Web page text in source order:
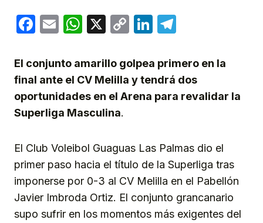
Facebook
EmailWhatsApp
X
CopyLinkedIn
El conjunto amarillo golpea primero en la
final ante el CV Melilla y tendrá dos
oportunidades en el Arena para revalidar la
Superliga Masculina.
El Club Voleibol Guaguas Las Palmas dio el
primer paso hacia el título de la Superliga tras
imponerse por 0-3 al CV Melilla en el Pabellón
Javier Imbroda Ortiz. El conjunto grancanario
supo sufrir en los momentos más exigentes del